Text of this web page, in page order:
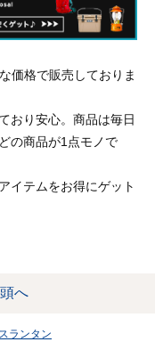
価格で販売しておりま
おり安心。商品は毎日
の商品が1点モノで
イテムをお得にゲット
へ
ランタン